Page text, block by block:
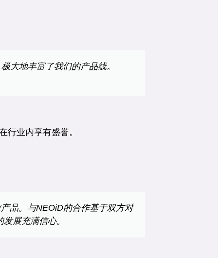
大地丰富了我们的产品线。
行业内享有盛誉。
品。与NEOiD的合作基于双方对
展充满信心。